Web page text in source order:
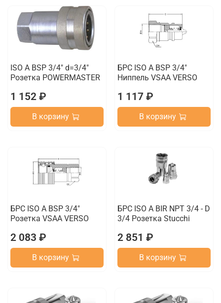
ISO A BSP 3/4" d=3/4"
Розетка POWERMASTER
1 152 ₽
В корзину
БРС ISO A BSP 3/4"
Ниппель VSAA VERSO
1 117 ₽
В корзину
БРС ISO A BSP 3/4"
Розетка VSAA VERSO
2 083 ₽
В корзину
БРС ISO A BIR NPT 3/4 - D
3/4 Розетка Stucchi
2 851 ₽
В корзину